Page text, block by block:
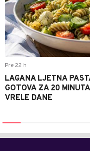
Pre 22 h
LAGANA LJETNA
GOTOVA ZA 20
VRELE DANE